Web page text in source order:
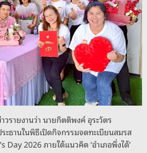
erk
รายงานว่า นายกิตติพงค์ อุระวัตร
ะธานในพิธีเปิดกิจกรรมจดทะเบียนสมรส
Day 2026 ภายใต้แนวคิด ‘อำเภอพึ่งได้’